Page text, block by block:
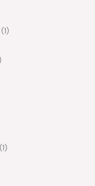
1
1